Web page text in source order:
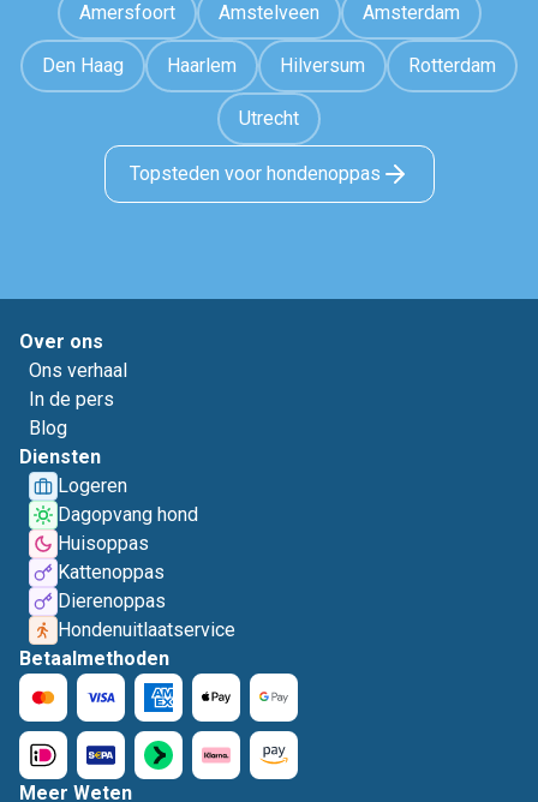
Amersfoort Amstelveen Amsterdam
Den Haag Haarlem Hilversum Rotterdam
Utrecht
Topsteden voor hondenoppas
Over ons
Ons verhaal
In de pers
Blog
Diensten
Logeren
Dagopvang hond
Huisoppas
Kattenoppas
Dierenoppas
Hondenuitlaatservice
Betaalmethoden
Meer Weten